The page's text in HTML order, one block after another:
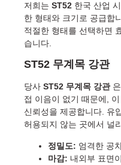
저희는 ST52 한국 산업
한 형태와 크기로 공급합
적절한 형태를 선택하면
습니다.
ST52 무계목 강관
당사 ST52 무계목 강관은
접 이음이 없기 때문에,
신뢰성을 제공합니다. 유
허용되지 않는 곳에서 널
정밀도: 엄격한 공
마감: 내외부 표면